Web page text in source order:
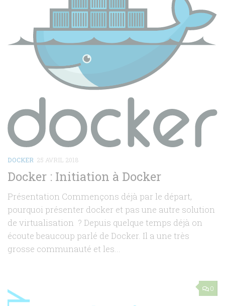
DOCKER 25 AVRIL 2018
Docker : Initiation à Docker
Présentation Commençons déjà par le départ,
pourquoi présenter docker et pas une autre solution
de virtualisation ? Depuis quelque temps déjà on
écoute beaucoup parlé de Docker. Il a une très
grosse communauté et les...
0